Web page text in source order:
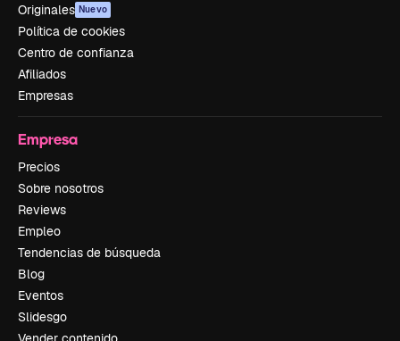
Originales Nuevo
Política de cookies
Centro de confianza
Afiliados
Empresas
Empresa
Precios
Sobre nosotros
Reviews
Empleo
Tendencias de búsqueda
Blog
Eventos
Slidesgo